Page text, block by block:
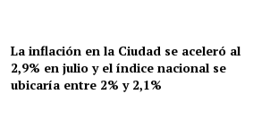
La inflación en la Ciudad se aceleró al
2,9% en julio y el índice nacional se
ubicaría entre 2% y 2,1%